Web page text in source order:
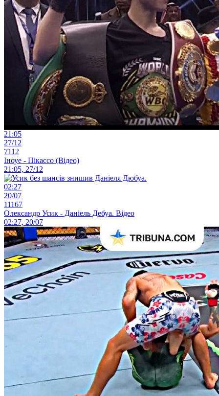
21:05
27/12
7112
Іноуе - Пікассо (Відео)
21:05, 27/12
02:27
20/07
11167
Олександр Усик - Даніель Дебуа. Відео
02:27, 20/07